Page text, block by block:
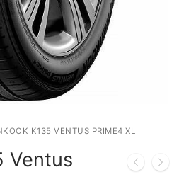
K135 VENTUS PRIME4 XL
Ventus